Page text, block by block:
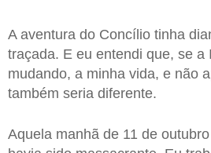
A aventura do Concílio tinha
traçada. E eu entendi que, se a
mudando, a minha vida, e não
também seria diferente.
Aquela manhã de 11 de